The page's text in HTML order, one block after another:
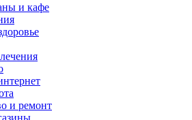
и кафе
и ремонт